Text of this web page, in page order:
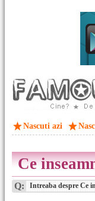
Nascuti azi
Ce
Q: Intreaba despre Ce